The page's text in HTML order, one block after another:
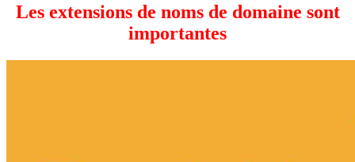
Les extensions de noms de domaine sont
importantes